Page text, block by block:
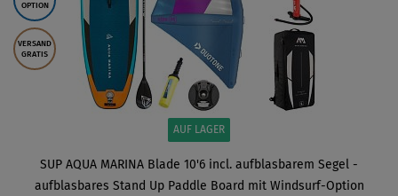
OPTION
VERSAND
GRATIS
AUF LAGER
SUP AQUA MARINA Blade 10'6 incl. aufblasbarem Segel -
aufblasbares Stand Up Paddle Board mit Windsurf-Option